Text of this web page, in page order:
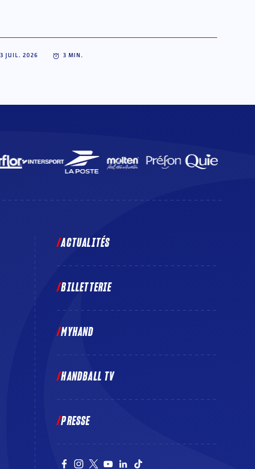
JUIL. 2026 3 MIN.
ACTUALITÉS
BILLETTERIE
MYHAND
HANDBALL TV
PRESSE